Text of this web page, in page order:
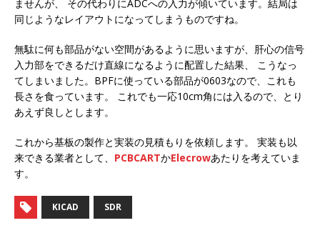
ませんが、 その代わりにADCへの入力が傾いています。結局は
同じようなレイアウトになってしまうものですね。
無駄に何も部品がない空間があるように思いますが、肝心の信号
入力部をできるだけ直線になるように配置した結果、 こうなっ
てしまいました。BPFに使っている部品が0603なので、これも
長さを食っています。 これでも一応10cm角には入るので、とり
あえず良しとします。
これから基板の製作と実装の見積もりを依頼します。 実装も以
来できる業者として、 PCBCARTかElecrowあたりを考えていま
す。
KICAD SDR